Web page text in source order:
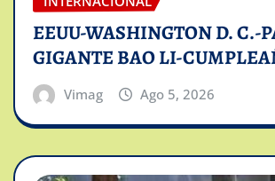
EEUU-WASHINGTON D. C.-
GIGANTE BAO LI-
Vimag Ago 5, 2026